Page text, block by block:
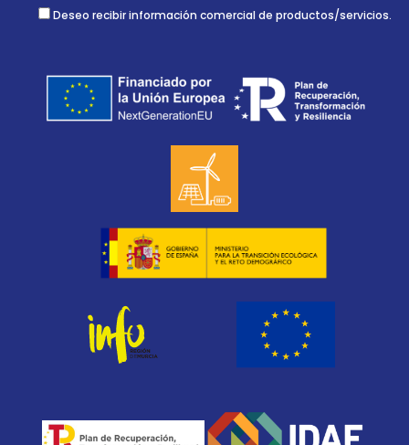
Deseo recibir información comercial de productos/servicios.